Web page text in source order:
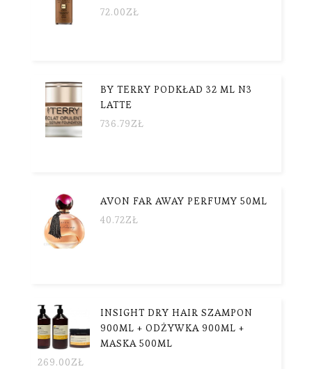
72.00ZŁ
BY TERRY PODKŁAD 32 ML N3
LATTE
736.79ZŁ
AVON FAR AWAY PERFUMY 50ML
40.72ZŁ
INSIGHT DRY HAIR SZAMPON
900ML + ODŻYWKA 900ML +
MASKA 500ML
269.00ZŁ